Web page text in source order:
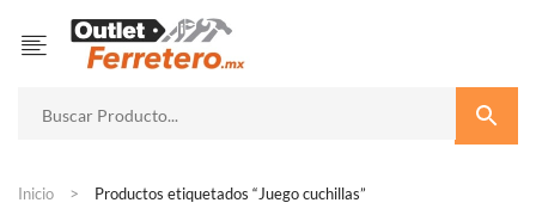
Inicio Productos etiquetados “Juego cuchillas”